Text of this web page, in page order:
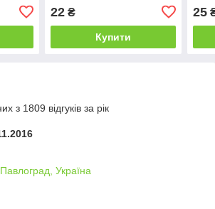
22₴
Купити
25
з 1809 відгуків за рік
Україна